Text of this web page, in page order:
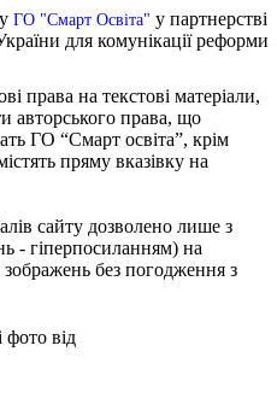
ГО "Смарт Освіта" у партнерстві
для комунікації реформи
права на текстові матеріали,
авторського права, що
ГО “Смарт освіта”, крім
пряму вказівку на
сайту дозволено лише з
- гіперпосиланням) на
без погодження з
фото від